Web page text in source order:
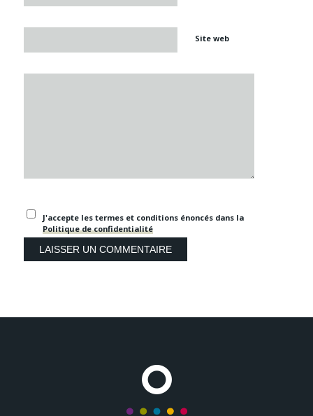
Site web
J'accepte les termes et conditions énoncés dans la
Politique de confidentialité